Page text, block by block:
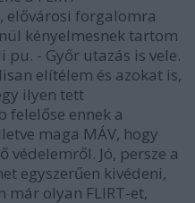
elővárosi forgalomra
kényelmesnek tartom
pu. - Győr utazás is vele.
elítélem és azokat is,
ilyen tett
felelőse ennek a
maga MÁV, hogy
védelemről. Jó, persze a
egyszerűen kivédeni,
már olyan FLIRT-et,